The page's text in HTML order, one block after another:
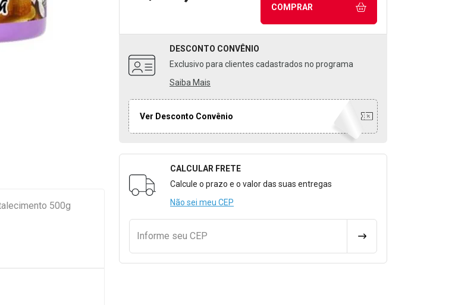
COMPRAR
DESCONTO CONVÊNIO
Exclusivo para clientes cadastrados no programa
Saiba Mais
Ver Desconto Convênio
Formulário para Calcular o Frete
CALCULAR FRETE
Calcule o prazo e o valor das suas entregas
Não sei meu CEP
Informe seu CEP CALCULAR FRETE
500g